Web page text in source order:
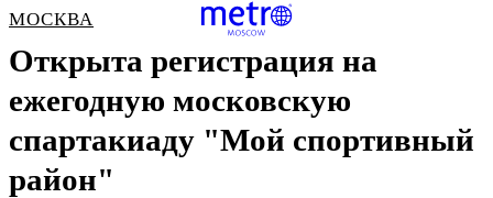
МОСКВА
Открыта регистрация на
ежегодную московскую
спартакиаду "Мой спортивный
район"